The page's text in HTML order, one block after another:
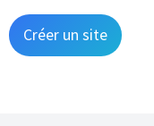
Créer un site